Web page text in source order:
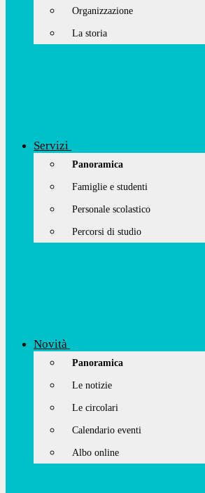
Organizzazione
La storia
Servizi
Panoramica
Famiglie e studenti
Personale scolastico
Percorsi di studio
Novità
Panoramica
Le notizie
Le circolari
Calendario eventi
Albo online